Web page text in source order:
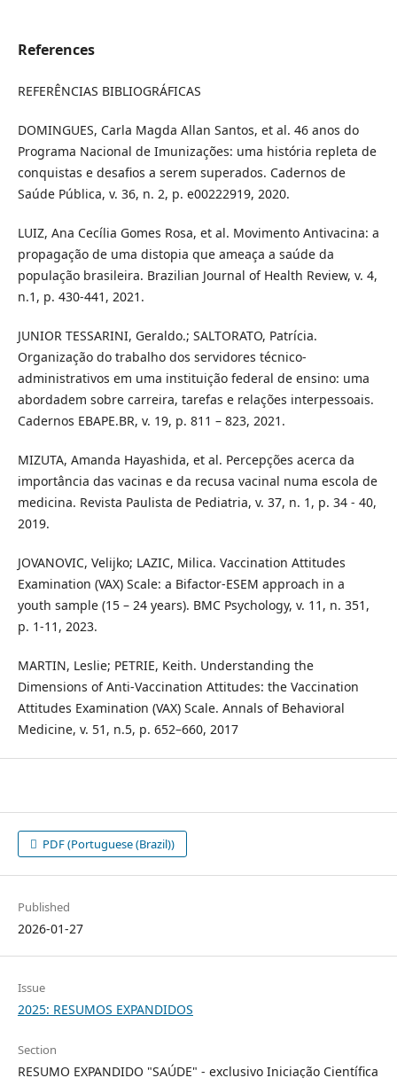
References
REFERÊNCIAS BIBLIOGRÁFICAS
DOMINGUES, Carla Magda Allan Santos, et al. 46 anos do
Programa Nacional de Imunizações: uma história repleta de
conquistas e desafios a serem superados. Cadernos de
Saúde Pública, v. 36, n. 2, p. e00222919, 2020.
LUIZ, Ana Cecília Gomes Rosa, et al. Movimento Antivacina: a
propagação de uma distopia que ameaça a saúde da
população brasileira. Brazilian Journal of Health Review, v. 4,
n.1, p. 430-441, 2021.
JUNIOR TESSARINI, Geraldo.; SALTORATO, Patrícia.
Organização do trabalho dos servidores técnico-
administrativos em uma instituição federal de ensino: uma
abordadem sobre carreira, tarefas e relações interpessoais.
Cadernos EBAPE.BR, v. 19, p. 811 – 823, 2021.
MIZUTA, Amanda Hayashida, et al. Percepções acerca da
importância das vacinas e da recusa vacinal numa escola de
medicina. Revista Paulista de Pediatria, v. 37, n. 1, p. 34 - 40,
2019.
JOVANOVIC, Velijko; LAZIC, Milica. Vaccination Attitudes
Examination (VAX) Scale: a Bifactor-ESEM approach in a
youth sample (15 – 24 years). BMC Psychology, v. 11, n. 351,
p. 1-11, 2023.
MARTIN, Leslie; PETRIE, Keith. Understanding the
Dimensions of Anti-Vaccination Attitudes: the Vaccination
Attitudes Examination (VAX) Scale. Annals of Behavioral
Medicine, v. 51, n.5, p. 652–660, 2017
PDF (Portuguese (Brazil))
Published
2026-01-27
Issue
2025: RESUMOS EXPANDIDOS
Section
RESUMO EXPANDIDO "SAÚDE" - exclusivo Iniciação Científica